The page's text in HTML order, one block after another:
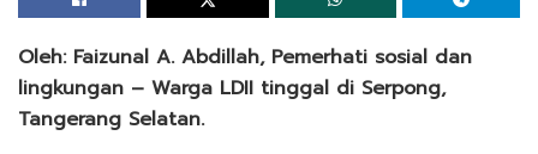
Oleh: Faizunal A. Abdillah, Pemerhati sosial dan
lingkungan – Warga LDII tinggal di Serpong,
Tangerang Selatan.